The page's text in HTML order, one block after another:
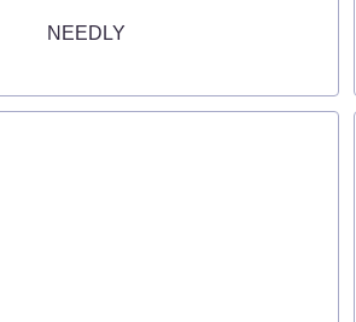
NEEDLY